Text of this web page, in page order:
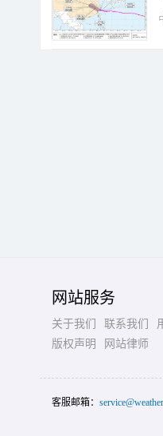
网站服务
关于我们 联系我们
版权声明
网站律师
客服邮箱：